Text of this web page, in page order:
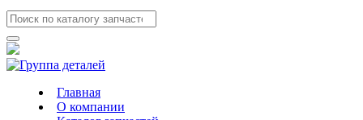
Главная
О компании